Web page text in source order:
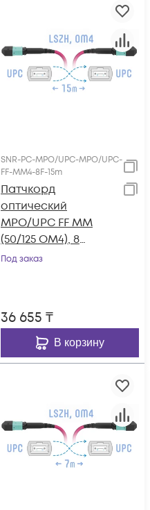
SNR-PC-MPO/UPC-MPO/UPC-
FF-MM4-8F-15m
Патчкорд
оптический
MPO/UPC FF MM
(50/125 OM4), 8
волокон, 15 метра
Под заказ
36 655 ₸
В корзину